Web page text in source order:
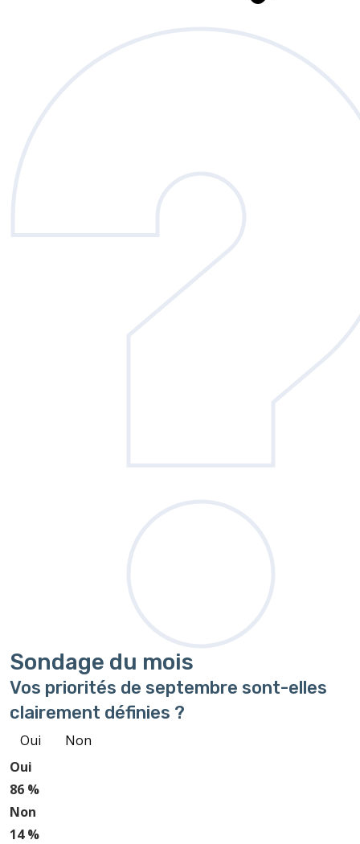
Sondage du mois
Vos priorités de septembre sont-elles
clairement définies ?
Oui
Non
Oui
86 %
Non
14 %